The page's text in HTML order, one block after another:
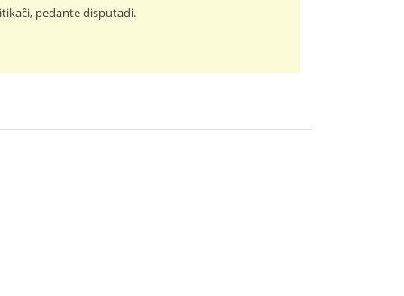
pedante disputadi.